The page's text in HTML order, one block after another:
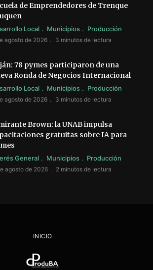
de Emprendedores de Trenque
Local Municipios Producción
agosto de 2026 3 minutos de lectura
78 pymes participaron de una
Ronda de Negocios Internacional
Local Municipios Producción
agosto de 2026 3 minutos de lectura
Brown: la UNAB impulsa
gratuitas sobre IA para
General Municipios Producción
agosto de 2026 2 minutos de lectura
INICIO